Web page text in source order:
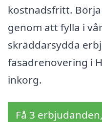
kostnadsfritt.
genom att fylla i
skräddarsydda
fasadrenovering i
inkorg.
Få 3